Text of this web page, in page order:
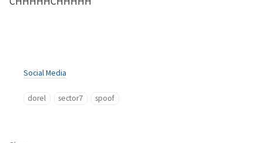
Social Media
dorel sector7 spoof